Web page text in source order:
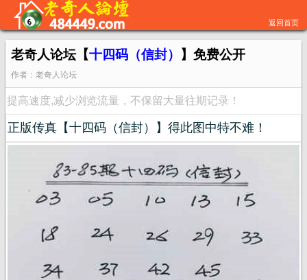
返回首页
老奇人论坛【十四码（信封） 】免费公开
作者：老奇人论坛
提高速度,减少浏览流量，不保留大量往期记录！
正版传真【十四码（信封）】得此图中特不难！